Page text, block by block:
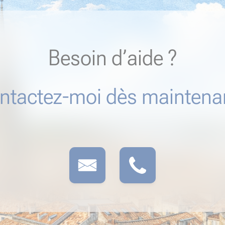
Besoin d’aide ?
moi dès